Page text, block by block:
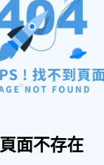
頁面不存在